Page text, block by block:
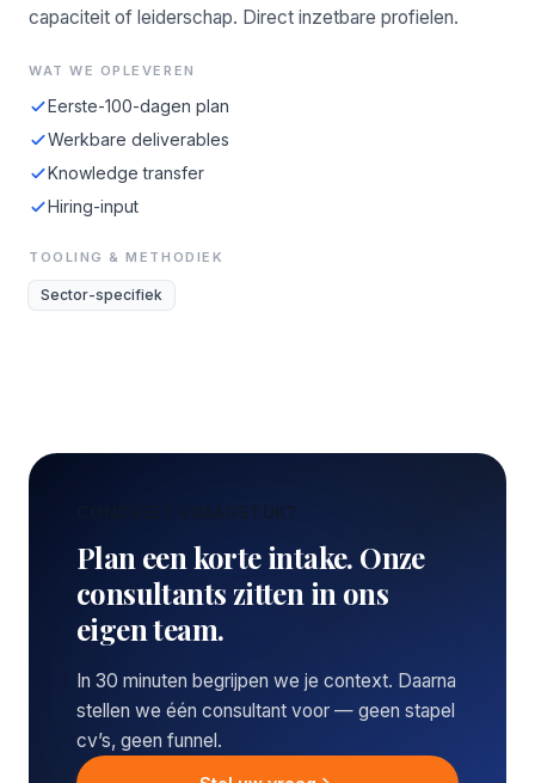
capaciteit of leiderschap. Direct inzetbare profielen.
WAT WE OPLEVEREN
Eerste-100-dagen plan
Werkbare deliverables
Knowledge transfer
Hiring-input
TOOLING & METHODIEK
Sector-specifiek
CONCREET VRAAGSTUK?
Plan een korte intake. Onze
consultants zitten in ons
eigen team.
In 30 minuten begrijpen we je context. Daarna
stellen we één consultant voor — geen stapel
cv’s, geen funnel.